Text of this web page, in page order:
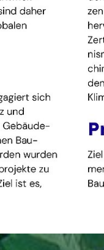
Gebäuden
und digitale
mit
und